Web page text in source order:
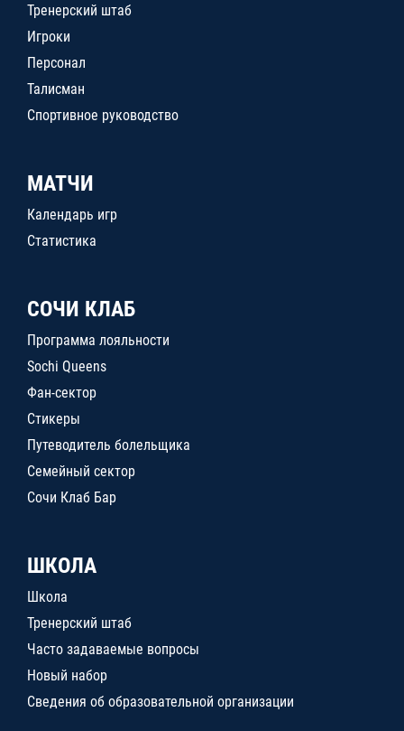
Тренерский штаб
Игроки
Персонал
Талисман
Спортивное руководство
МАТЧИ
Календарь игр
Статистика
СОЧИ КЛАБ
Программа лояльности
Sochi Queens
Фан-сектор
Стикеры
Путеводитель болельщика
Семейный сектор
Сочи Клаб Бар
ШКОЛА
Школа
Тренерский штаб
Часто задаваемые вопросы
Новый набор
Сведения об образовательной организации